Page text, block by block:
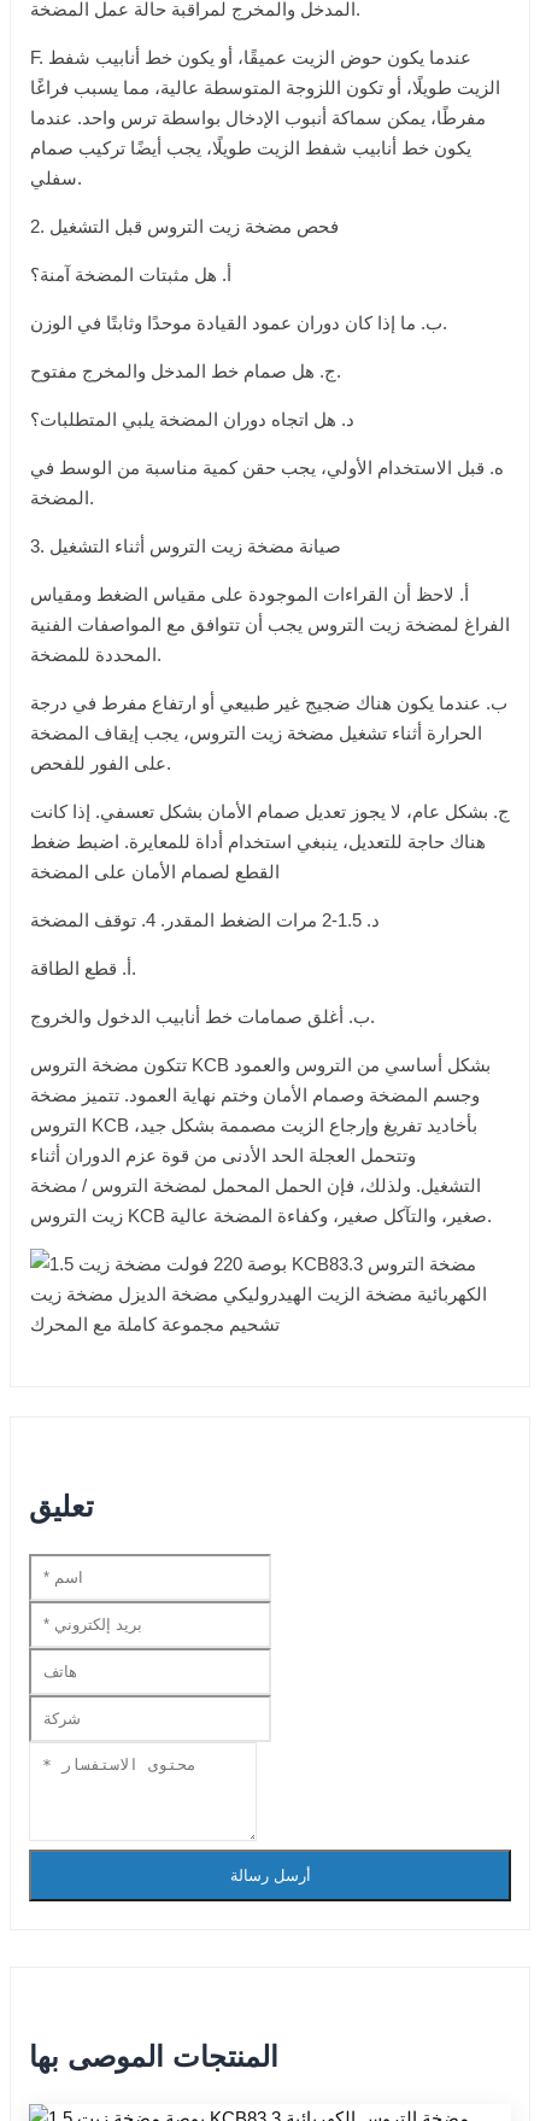
المدخل والمخرج لمراقبة حالة عمل المضخة.
F. عندما يكون حوض الزيت عميقًا، أو يكون خط أنابيب شفط
الزيت طويلًا، أو تكون اللزوجة المتوسطة عالية، مما يسبب فراغًا
مفرطًا، يمكن سماكة أنبوب الإدخال بواسطة ترس واحد. عندما
يكون خط أنابيب شفط الزيت طويلًا، يجب أيضًا تركيب صمام
سفلي.
2. فحص مضخة زيت التروس قبل التشغيل
أ. هل مثبتات المضخة آمنة؟
ب. ما إذا كان دوران عمود القيادة موحدًا وثابتًا في الوزن.
ج. هل صمام خط المدخل والمخرج مفتوح.
د. هل اتجاه دوران المضخة يلبي المتطلبات؟
ه. قبل الاستخدام الأولي، يجب حقن كمية مناسبة من الوسط في
المضخة.
3. صيانة مضخة زيت التروس أثناء التشغيل
أ. لاحظ أن القراءات الموجودة على مقياس الضغط ومقياس
الفراغ لمضخة زيت التروس يجب أن تتوافق مع المواصفات الفنية
المحددة للمضخة.
ب. عندما يكون هناك ضجيج غير طبيعي أو ارتفاع مفرط في درجة
الحرارة أثناء تشغيل مضخة زيت التروس، يجب إيقاف المضخة
على الفور للفحص.
ج. بشكل عام، لا يجوز تعديل صمام الأمان بشكل تعسفي. إذا كانت
هناك حاجة للتعديل، ينبغي استخدام أداة للمعايرة. اضبط ضغط
القطع لصمام الأمان على المضخة
د. 1.5-2 مرات الضغط المقدر. 4. توقف المضخة
أ. قطع الطاقة.
ب. أغلق صمامات خط أنابيب الدخول والخروج.
تتكون مضخة التروس KCB بشكل أساسي من التروس والعمود
وجسم المضخة وصمام الأمان وختم نهاية العمود. تتميز مضخة
التروس KCB بأخاديد تفريغ وإرجاع الزيت مصممة بشكل جيد،
وتتحمل العجلة الحد الأدنى من قوة عزم الدوران أثناء
التشغيل. ولذلك، فإن الحمل المحمل لمضخة التروس / مضخة
زيت التروس KCB صغير، والتآكل صغير، وكفاءة المضخة عالية.
تعليق
أرسل رسالة
المنتجات الموصى بها